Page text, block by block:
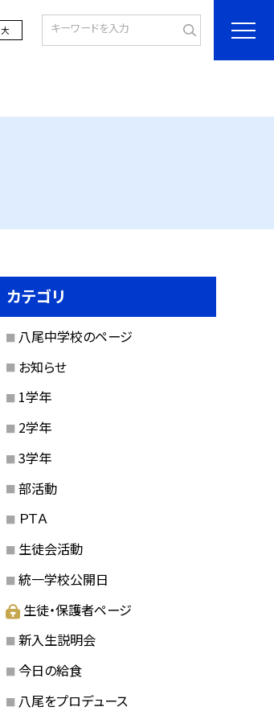
大
カテゴリ
八尾中学校のページ
お知らせ
1学年
2学年
3学年
部活動
ＰＴＡ
生徒会活動
統一学校公開日
生徒・保護者ページ
新入生説明会
今日の給食
八尾をプロデュース